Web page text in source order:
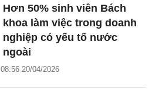
Hơn 50% sinh viên Bách
khoa làm việc trong doanh
nghiệp có yếu tố nước
ngoài
08:56 20/04/2026